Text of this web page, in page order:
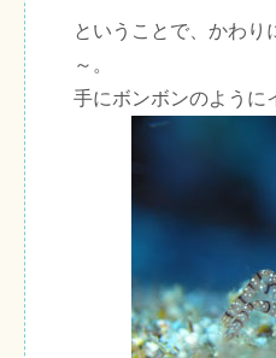
ということで、かわり
～。
手にボンボンのように